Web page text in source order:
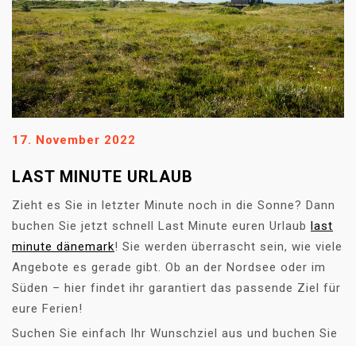
17. November 2022
LAST MINUTE URLAUB
Zieht es Sie in letzter Minute noch in die Sonne? Dann
buchen Sie jetzt schnell Last Minute euren Urlaub
last
minute dänemark! Sie werden überrascht sein, wie viele
Angebote es gerade gibt. Ob an der Nordsee oder im
Süden – hier findet ihr garantiert das passende Ziel für
eure Ferien!
Suchen Sie einfach Ihr Wunschziel aus und buchen Sie